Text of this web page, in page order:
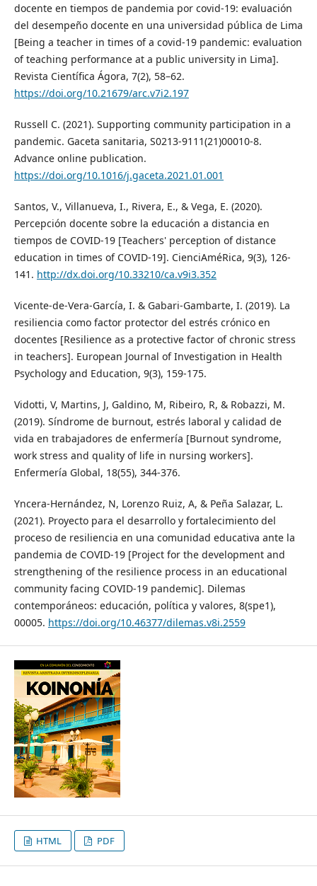
docente en tiempos de pandemia por covid-19: evaluación
del desempeño docente en una universidad pública de Lima
[Being a teacher in times of a covid-19 pandemic: evaluation
of teaching performance at a public university in Lima].
Revista Científica Ágora, 7(2), 58–62.
https://doi.org/10.21679/arc.v7i2.197
Russell C. (2021). Supporting community participation in a
pandemic. Gaceta sanitaria, S0213-9111(21)00010-8.
Advance online publication.
https://doi.org/10.1016/j.gaceta.2021.01.001
Santos, V., Villanueva, I., Rivera, E., & Vega, E. (2020).
Percepción docente sobre la educación a distancia en
tiempos de COVID-19 [Teachers' perception of distance
education in times of COVID-19]. CienciAméRica, 9(3), 126-
141. http://dx.doi.org/10.33210/ca.v9i3.352
Vicente-de-Vera-García, I. & Gabari-Gambarte, I. (2019). La
resiliencia como factor protector del estrés crónico en
docentes [Resilience as a protective factor of chronic stress
in teachers]. European Journal of Investigation in Health
Psychology and Education, 9(3), 159-175.
Vidotti, V, Martins, J, Galdino, M, Ribeiro, R, & Robazzi, M.
(2019). Síndrome de burnout, estrés laboral y calidad de
vida en trabajadores de enfermería [Burnout syndrome,
work stress and quality of life in nursing workers].
Enfermería Global, 18(55), 344-376.
Yncera-Hernández, N, Lorenzo Ruiz, A, & Peña Salazar, L.
(2021). Proyecto para el desarrollo y fortalecimiento del
proceso de resiliencia en una comunidad educativa ante la
pandemia de COVID-19 [Project for the development and
strengthening of the resilience process in an educational
community facing COVID-19 pandemic]. Dilemas
contemporáneos: educación, política y valores, 8(spe1),
00005. https://doi.org/10.46377/dilemas.v8i.2559
HTML PDF